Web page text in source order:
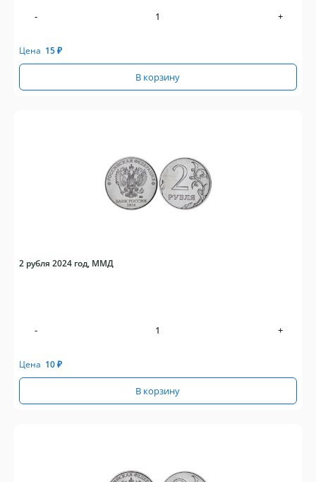
- +
Цена 15₽
В корзину
2 рубля 2024 год, ММД
- +
Цена 10₽
В корзину